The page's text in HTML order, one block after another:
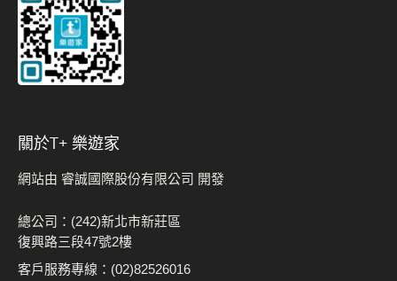
關於t+ 樂遊家
網站由 睿誠國際股份有限公司 開發
總公司：(242)新北市新莊區
復興路三段47號2樓
客戶服務專線：(02)82526016